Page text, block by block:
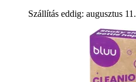
Szállítás eddig: augusztus 11.